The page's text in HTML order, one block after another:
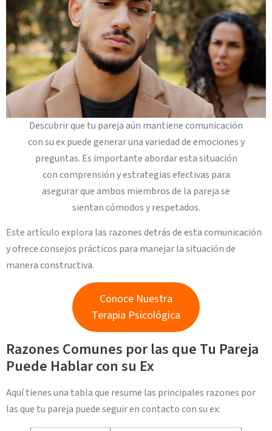
Descubrir que tu pareja aún mantiene comunicación
con su ex puede generar una variedad de emociones y
preguntas. Es importante abordar esta situación
con comprensión y estrategias efectivas para
asegurar que ambos miembros de la pareja se
sientan cómodos y respetados.
Este artículo explora las razones detrás de esta comunicación
y ofrece consejos prácticos para manejar la situación de
manera constructiva.
Conoce Nuestra
Terapia Psicológica
Razones Comunes por las que Tu Pareja
Puede Hablar con su Ex
Aquí tienes una tabla que resume las principales razones por
las que tu pareja puede seguir en contacto con su ex: